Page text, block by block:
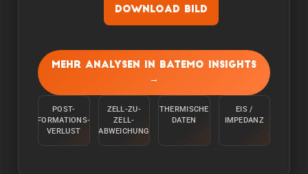
Download Bild
Die Kapazitaet wird gemessen, indem die Zelle
bei einer Raumtemperatur von 25°C von 100 %
mit einem konstanten Strom C/10 entladen wird,
Energie:
Die Energie wird gemessen, indem die Zelle bei
Mehr Analysen in Batemo Insights
→
POST-
FORMATIONS-
VERLUST
ZELL-ZU-
ZELL-
ABWEICHUNG
THERMISCHE
DATEN
EIS /
IMPEDANZ